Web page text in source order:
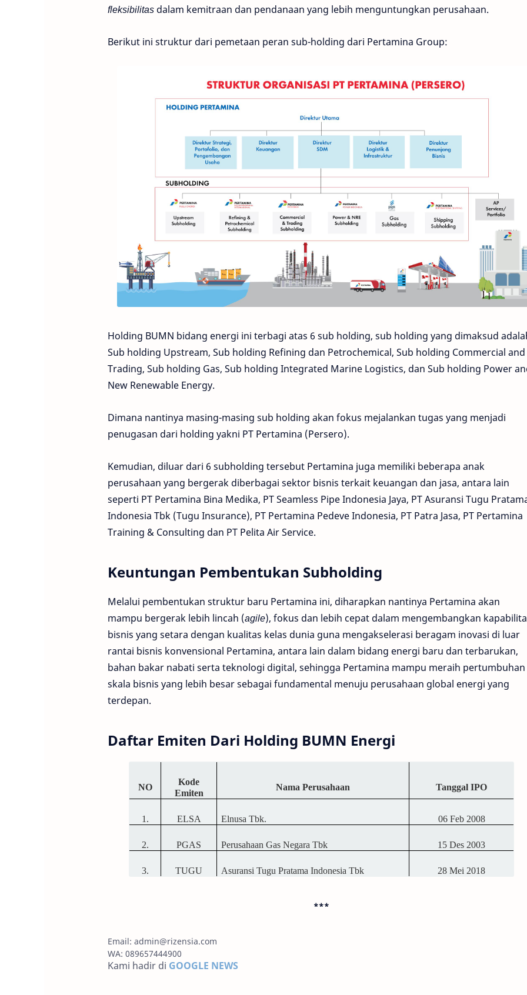
fleksibilitasdalam kemitraan dan pendanaan yang lebih menguntungkan perusahaan.
Berikut ini struktur dari pemetaan peran sub-holding dari Pertamina Group:
Holding BUMN bidang energi ini terbagi atas 6 sub holding, sub holding yang dimaksud
Sub holding Upstream, Sub holding Refining dan Petrochemical, Sub holding Commercial and
Trading, Sub holding Gas, Sub holding Integrated Marine Logistics, dan Sub holding Power
New Renewable Energy.
Dimana nantinya masing-masing sub holding akan fokus mejalankan tugas yang menjadi
penugasan dari holding yakni PT Pertamina (Persero).
Kemudian, diluar dari 6 subholding tersebut Pertamina juga memiliki beberapa anak
perusahaan yang bergerak diberbagai sektor bisnis terkait keuangan dan jasa, antara lain
seperti PT Pertamina Bina Medika, PT Seamless Pipe Indonesia Jaya, PT Asuransi Tugu
Indonesia Tbk (Tugu Insurance), PT Pertamina Pedeve Indonesia, PT Patra Jasa, PT Pertamina
Training & Consulting dan PT Pelita Air Service.
Keuntungan Pembentukan Subholding
Melalui pembentukan struktur baru Pertamina ini, diharapkan nantinya Pertamina akan
mampu bergerak lebih lincah (agile), fokus dan lebih cepat dalam mengembangkan
bisnis yang setara dengan kualitas kelas dunia guna mengakselerasi beragam inovasi di luar
rantai bisnis konvensional Pertamina, antara lain dalam bidang energi baru dan terbarukan,
bahan bakar nabati serta teknologi digital, sehingga Pertamina mampu meraih pertumbuhan
skala bisnis yang lebih besar sebagai fundamental menuju perusahaan global energi yang
terdepan.
Daftar Emiten Dari Holding BUMN Energi
NO
Kode
Emiten
Nama Perusahaan Tanggal IPO
1. ELSA Elnusa Tbk. 06 Feb 2008
2. PGAS Perusahaan Gas Negara Tbk 15 Des 2003
3. TUGU Asuransi Tugu Pratama Indonesia Tbk 28 Mei 2018
***
Email: admin@rizensia.com
WA: 089657444900
Kami hadir di GOOGLE NEWS